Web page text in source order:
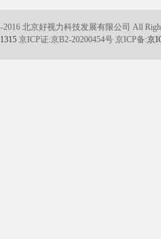
2016 北京好视力科技发展有限公司 All
京ICP证:京B2-20200454号 京ICP备:京